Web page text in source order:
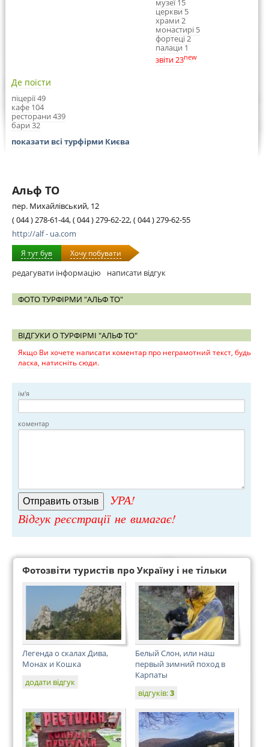
музеї 15
церкви 5
храми 2
монастирі 5
фортеці 2
палаци 1
звіти 23new
Де поїсти
піцерії 49
кафе 104
ресторани 439
бари 32
показати всі турфірми Києва
Альф ТО
пер. Михайлівський, 12
( 044 ) 278-61-44, ( 044 ) 279-62-22, ( 044 ) 279-62-55
http://alf - ua.com
Я тут був Хочу побувати
редагувати інформацію написати відгук
ФОТО ТУРФІРМИ "АЛЬФ ТО"
ВІДГУКИ О ТУРФІРМІ "АЛЬФ ТО"
Якщо Ви хочете написати коментар про неграмотний текст, будь
ласка, натисніть сюди.
ім'я
коментар
УРА!
Відгук реєстрації не вимагає!
Фотозвіти туристів про Україну і не тільки
Легенда о скалах Дива,
Монах и Кошка
додати відгук
Белый Слон, или наш
первый зимний поход в
Карпаты
відгуків:3